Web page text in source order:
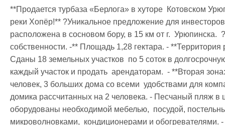
**Продается турбаза «Берлога» в хуторе  Котовском
реки Хопёр!** ?Уникальное предложение для
расположена в сосновом бору, в 15 км от г.  Урюпинска.
собственности. -** Площадь 1,28 гектара. -
Сданы 18 земельных участков  по 5 соток в
каждый участок и продать  арендаторам.  - **Вторая
человек, 3 больших дома со всеми  удобствами для
домика рассчитанных на 2 человека. - Песчаный пляж в
оборудованы необходимой мебелью,  посудой,
микроволновками,  кондиционерами и